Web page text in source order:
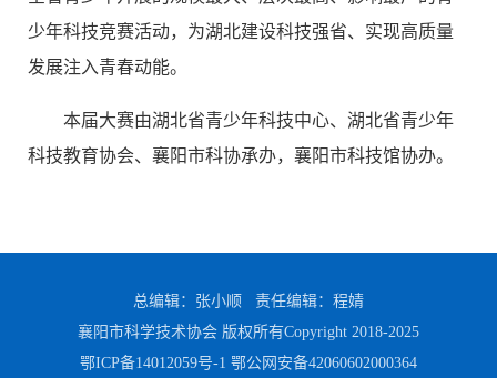
少年科技竞赛活动，为湖北建设科技强省、实现高质量
发展注入青春动能。
本届大赛由湖北省青少年科技中心、湖北省青少年
科技教育协会、襄阳市科协承办，襄阳市科技馆协办。
总编辑：张小顺 责任编辑：程婧
襄阳市科学技术协会 版权所有Copyright 2018-2025
鄂ICP备14012059号-1 鄂公网安备42060602000364